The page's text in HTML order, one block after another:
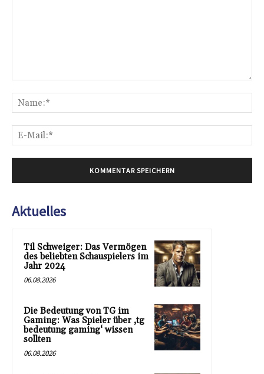
Aktuelles
Til Schweiger: Das Vermögen
des beliebten Schauspielers im
Jahr 2024
06.08.2026
Die Bedeutung von TG im
Gaming: Was Spieler über ‚tg
bedeutung gaming‘ wissen
sollten
06.08.2026